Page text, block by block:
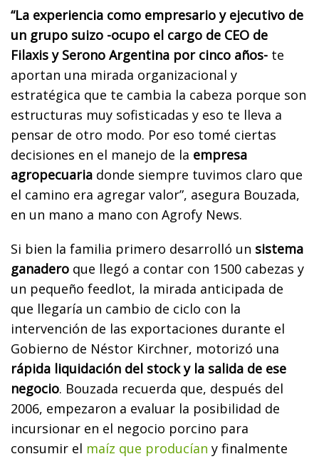
“La experiencia como empresario y ejecutivo de
un grupo suizo -ocupo el cargo de CEO de
Filaxis y Serono Argentina por cinco años- te
aportan una mirada organizacional y
estratégica que te cambia la cabeza porque son
estructuras muy sofisticadas y eso te lleva a
pensar de otro modo. Por eso tomé ciertas
decisiones en el manejo de la empresa
agropecuaria donde siempre tuvimos claro que
el camino era agregar valor”, asegura Bouzada,
en un mano a mano con Agrofy News.
Si bien la familia primero desarrolló un sistema
ganadero que llegó a contar con 1500 cabezas y
un pequeño feedlot, la mirada anticipada de
que llegaría un cambio de ciclo con la
intervención de las exportaciones durante el
Gobierno de Néstor Kirchner, motorizó una
rápida liquidación del stock y la salida de ese
negocio. Bouzada recuerda que, después del
2006, empezaron a evaluar la posibilidad de
incursionar en el negocio porcino para
consumir el maíz que producían y finalmente